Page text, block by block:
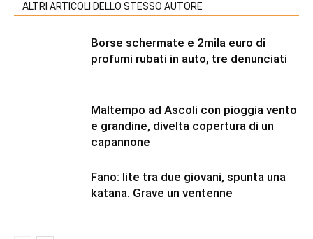
ALTRI ARTICOLI DELLO STESSO AUTORE
Borse schermate e 2mila euro di
profumi rubati in auto, tre denunciati
Maltempo ad Ascoli con pioggia vento
e grandine, divelta copertura di un
capannone
Fano: lite tra due giovani, spunta una
katana. Grave un ventenne